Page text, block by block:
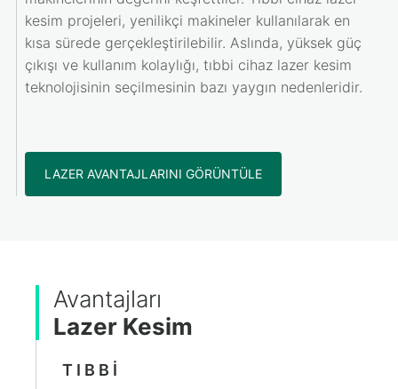
kesim projeleri, yenilikçi makineler kullanılarak en
kısa sürede gerçekleştirilebilir. Aslında, yüksek güç
çıkışı ve kullanım kolaylığı, tıbbi cihaz lazer kesim
teknolojisinin seçilmesinin bazı yaygın nedenleridir.
LAZER AVANTAJLARINI GÖRÜNTÜLE
Avantajları
Lazer Kesim
TIBBI